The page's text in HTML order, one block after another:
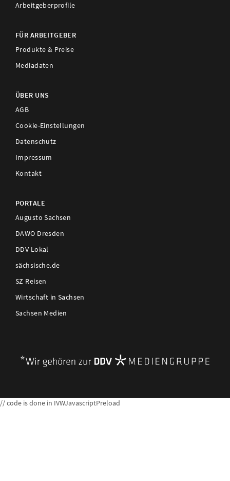
Arbeitgeberprofile
FÜR ARBEITGEBER
Produkte & Preise
Mediadaten
ÜBER UNS
AGB
Cookie-Einstellungen
Datenschutz
Impressum
Kontakt
PORTALE
Augusto Sachsen
DAWO Dresden
DDV Lokal
sächsische.de
SZ Reisen
Wirtschaft in Sachsen
Sachsen Medien
// code is done in IVWJavascriptPreload